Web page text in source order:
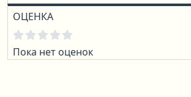
ОЦЕНКА
Пока нет оценок